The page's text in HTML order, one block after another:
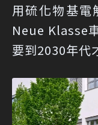
用硫化物基電
Neue Klasse
要到2030年代